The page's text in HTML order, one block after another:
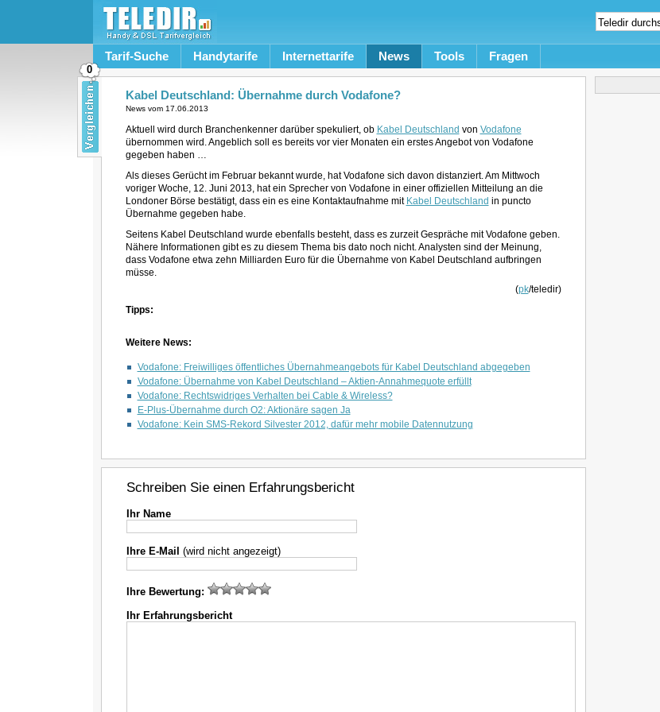
Tarif-Suche Handytarife Internettarife News Tools Fragen
Kabel Deutschland: Übernahme durch Vodafone?
News vom 17.06.2013
Aktuell wird durch Branchenkenner darüber spekuliert, ob Kabel Deutschland von Vodafone
übernommen wird. Angeblich soll es bereits vor vier Monaten ein erstes Angebot von Vodafone
gegeben haben …
Als dieses Gerücht im Februar bekannt wurde, hat Vodafone sich davon distanziert. Am Mittwoch
voriger Woche, 12. Juni 2013, hat ein Sprecher von Vodafone in einer offiziellen Mitteilung an die
Londoner Börse bestätigt, dass ein es eine Kontaktaufnahme mit Kabel Deutschland in puncto
Übernahme gegeben habe.
Seitens Kabel Deutschland wurde ebenfalls besteht, dass es zurzeit Gespräche mit Vodafone geben.
Nähere Informationen gibt es zu diesem Thema bis dato noch nicht. Analysten sind der Meinung,
dass Vodafone etwa zehn Milliarden Euro für die Übernahme von Kabel Deutschland aufbringen
müsse.
(pk/teledir)
Tipps:
Weitere News:
Vodafone: Freiwilliges öffentliches Übernahmeangebots für Kabel Deutschland abgegeben
Vodafone: Übernahme von Kabel Deutschland – Aktien-Annahmequote erfüllt
Vodafone: Rechtswidriges Verhalten bei Cable & Wireless?
E-Plus-Übernahme durch O2: Aktionäre sagen Ja
Vodafone: Kein SMS-Rekord Silvester 2012, dafür mehr mobile Datennutzung
Schreiben Sie einen Erfahrungsbericht
Ihr Name
Ihre E-Mail (wird nicht angezeigt)
Ihre Bewertung:
Ihr Erfahrungsbericht
0